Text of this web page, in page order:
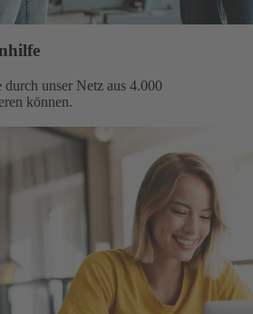
unser Netz aus 4.000
können.